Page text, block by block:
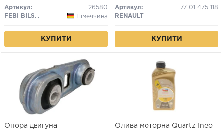
Артикул:
26580
FEBI BILSTEIN
Німеччина
КУПИТИ
Артикул:
77 01 475 118
RENAULT
КУПИТИ
Опора двигуна
Олива моторна Quartz Ineo